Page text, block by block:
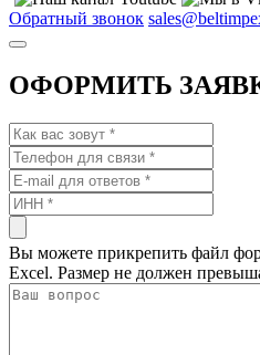
Обратный звонок
ОФОРМИТЬ
Вы можете прикрепить файл
Excel. Размер не должен